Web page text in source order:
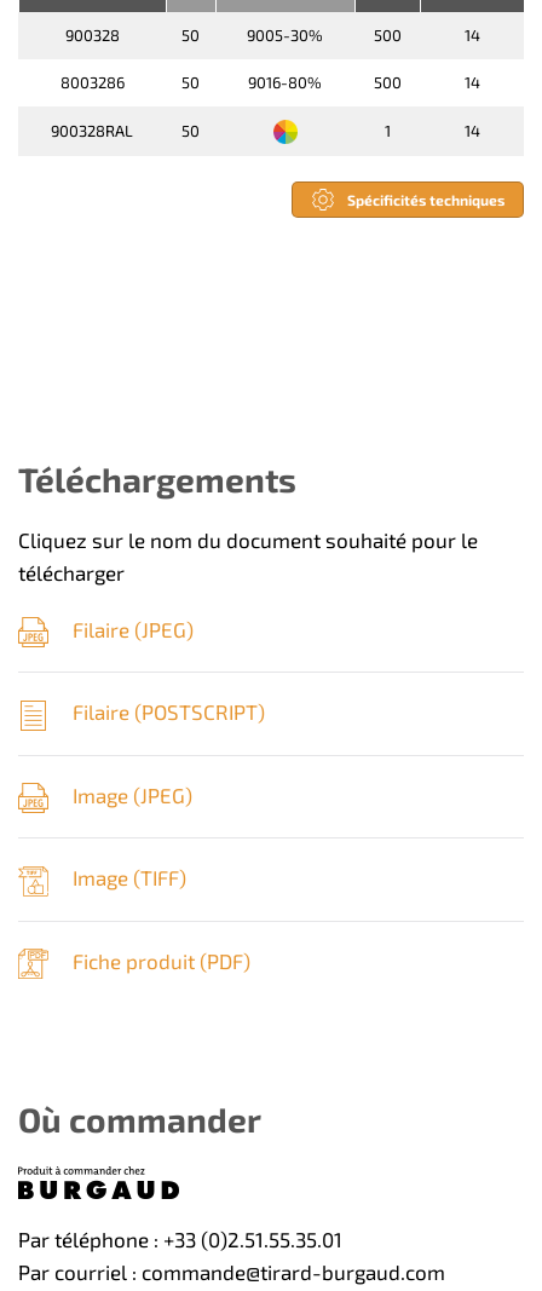
900328 50 9005-30% 500 14
8003286 50 9016-80% 500 14
900328RAL 50 1 14
Spécificités techniques
Téléchargements
Cliquez sur le nom du document souhaité pour le
télécharger
Filaire (JPEG)
Filaire (POSTSCRIPT)
Image (JPEG)
Image (TIFF)
Fiche produit (PDF)
Où commander
Par téléphone : +33 (0)2.51.55.35.01
Par courriel : commande@tirard-burgaud.com